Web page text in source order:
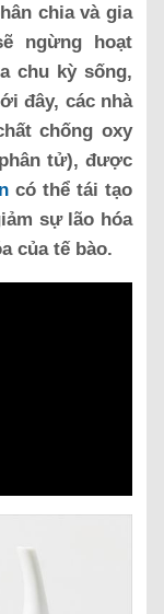
chia và gia
ngừng hoạt
chu kỳ sống,
đây, các nhà
chống oxy
tử), được
có thể tái tạo
sự lão hóa
của tế bào.